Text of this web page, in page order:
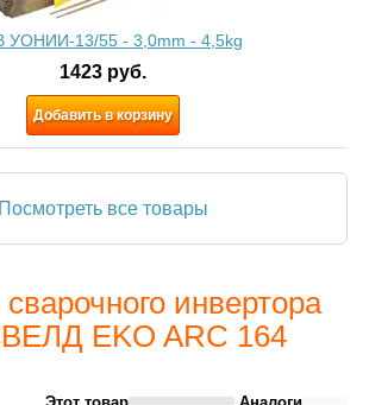
УОНИИ-13/55 - 3,0mm - 4,5kg
1423 руб.
Добавить в корзину
Посмотреть все товары
инвертора
EKO ARC 164